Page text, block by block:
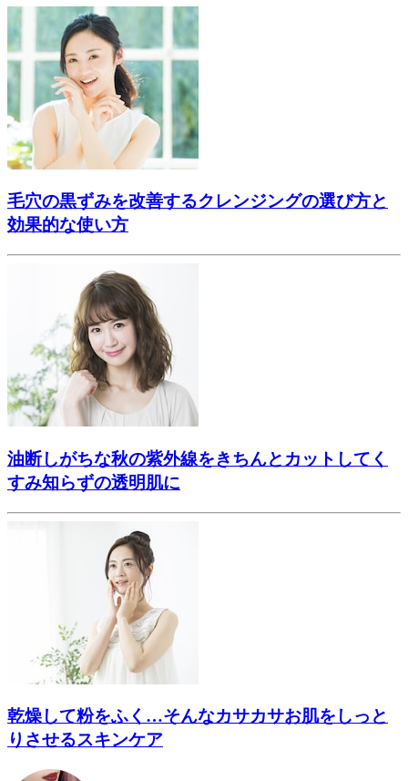
毛穴の黒ずみを改善するクレンジングの選び方と
効果的な使い方
油断しがちな秋の紫外線をきちんとカットしてく
すみ知らずの透明肌に
乾燥して粉をふく…そんなカサカサお肌をしっと
りさせるスキンケア